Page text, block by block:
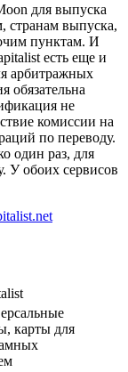
для выпуска
странам выпуска,
пунктам. И
есть еще и
арбитражных
обязательна
не
комиссии на
по переводу.
один раз, для
У обоих сервисов
карты для